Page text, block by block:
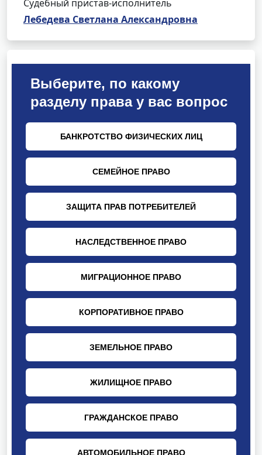
Судебный пристав-исполнитель
Лебедева Светлана Александровна